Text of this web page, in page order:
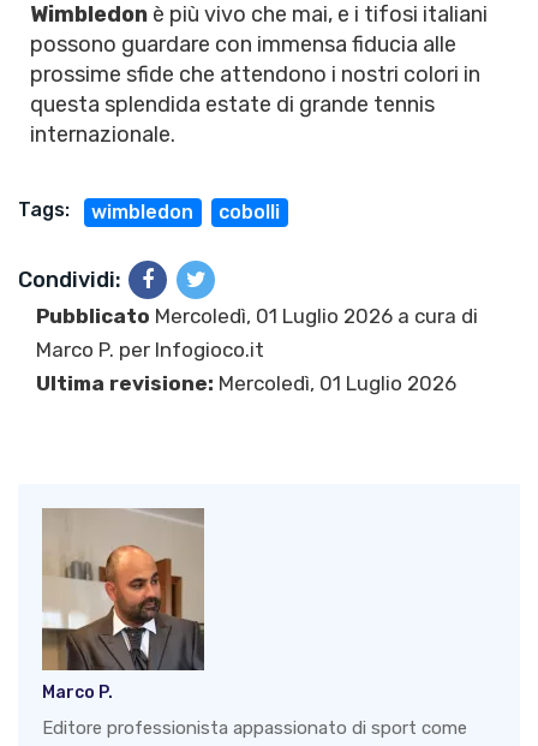
Wimbledon è più vivo che mai, e i tifosi italiani
possono guardare con immensa fiducia alle
prossime sfide che attendono i nostri colori in
questa splendida estate di grande tennis
internazionale.
Tags: wimbledon cobolli
Condividi:
Pubblicato Mercoledì, 01 Luglio 2026 a cura di
Marco P. per Infogioco.it
Ultima revisione: Mercoledì, 01 Luglio 2026
Marco P.
Editore professionista appassionato di sport come